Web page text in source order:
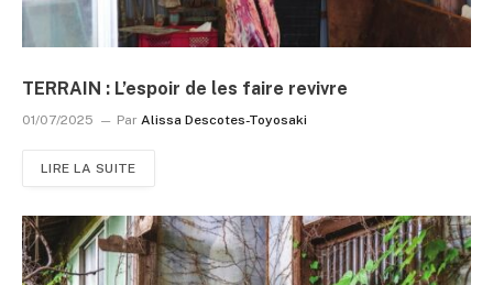
TERRAIN : L’espoir de les faire revivre
01/07/2025 Par Alissa Descotes-Toyosaki
LIRE LA SUITE